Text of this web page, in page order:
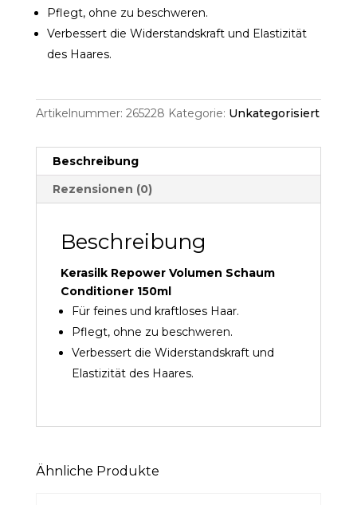
Pflegt, ohne zu beschweren.
Verbessert die Widerstandskraft und Elastizität
des Haares.
Artikelnummer: 265228 Kategorie: Unkategorisiert
Beschreibung
Rezensionen (0)
Beschreibung
Kerasilk Repower Volumen Schaum
Conditioner 150ml
Für feines und kraftloses Haar.
Pflegt, ohne zu beschweren.
Verbessert die Widerstandskraft und
Elastizität des Haares.
Ähnliche Produkte